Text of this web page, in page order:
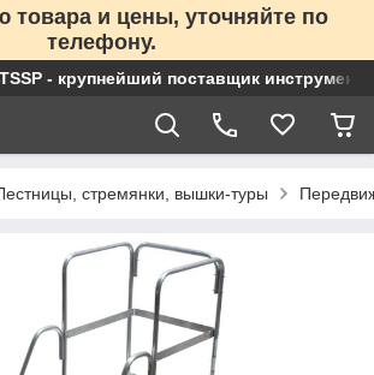
товара и цены, уточняйте по
телефону.
- крупнейший поставщик
стремянки, вышки-туры